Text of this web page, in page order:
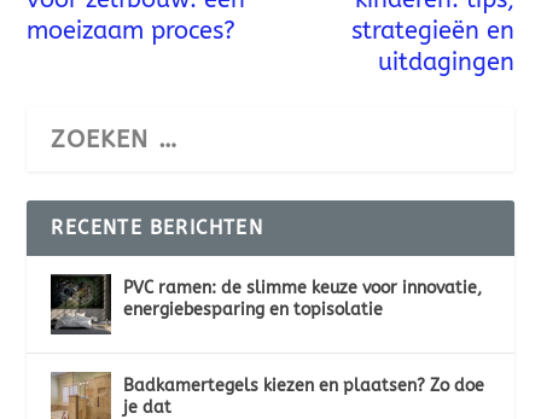
moeizaam proces?
strategieën en
uitdagingen
RECENTE BERICHTEN
PVC ramen: de slimme keuze voor innovatie,
energiebesparing en topisolatie
Badkamertegels kiezen en plaatsen? Zo doe
je dat